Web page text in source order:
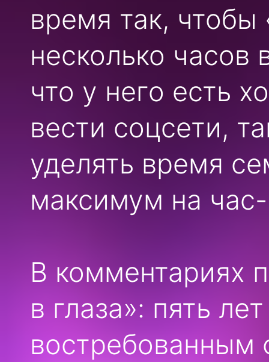
время так, чтобы
несколько часов
что у него есть
вести соцсети,
уделять время
максимум на
В комментариях
в глаза»: пять
востребованным